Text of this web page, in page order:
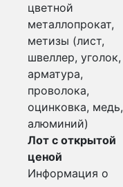
цветной
металлопрокат,
метизы (лист,
швеллер, уголок,
арматура,
проволока,
оцинковка, медь,
алюминий)
Лот с открытой
ценой
Информация о